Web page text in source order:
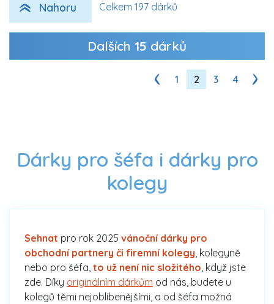
Nahoru Celkem 197 dárků
Dalších 15 dárků
1 2 3 4
Dárky pro šéfa i dárky pro
kolegy
Sehnat pro rok 2025 vánoční dárky pro
obchodní partnery či firemní kolegy, kolegyně
nebo pro šéfa, to už není nic složitého, když jste
zde. Díky originálním dárkům od nás, budete u
kolegů těmi nejoblíbenějšími, a od šéfa možná